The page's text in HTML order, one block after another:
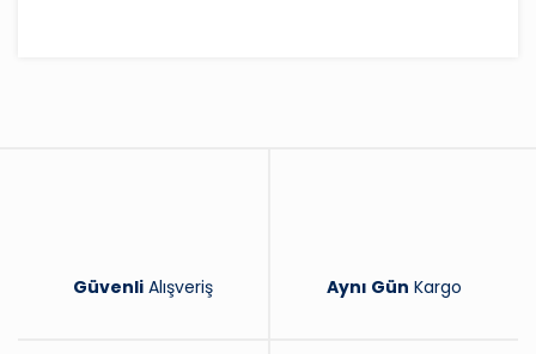
Güvenli Alışveriş Aynı Gün Kargo